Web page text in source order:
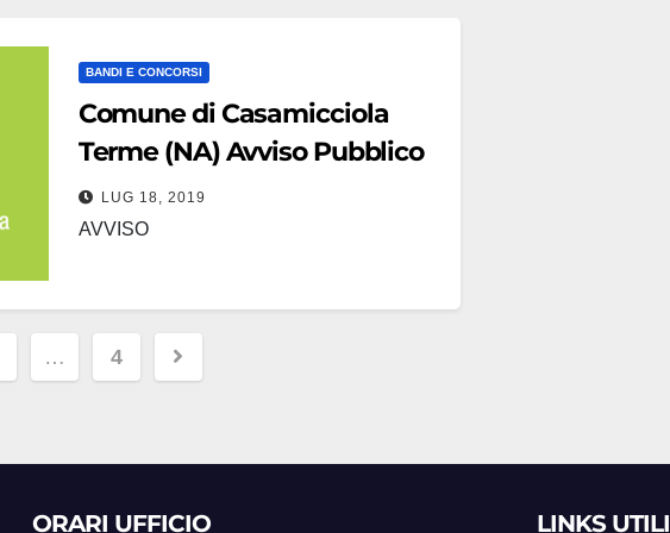
…
BANDI E CONCORSI
Comune di Casamicciola
Terme (NA) Avviso Pubblico
LUG 18, 2019
AVVISO
… 4
ORARI UFFICIO LINKS UTILI